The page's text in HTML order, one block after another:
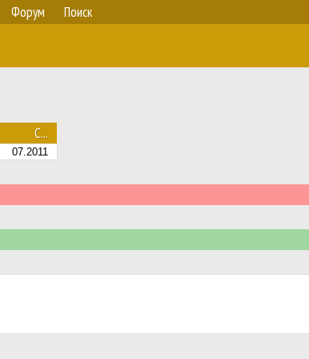
Форум Поиск
С...
07.2011